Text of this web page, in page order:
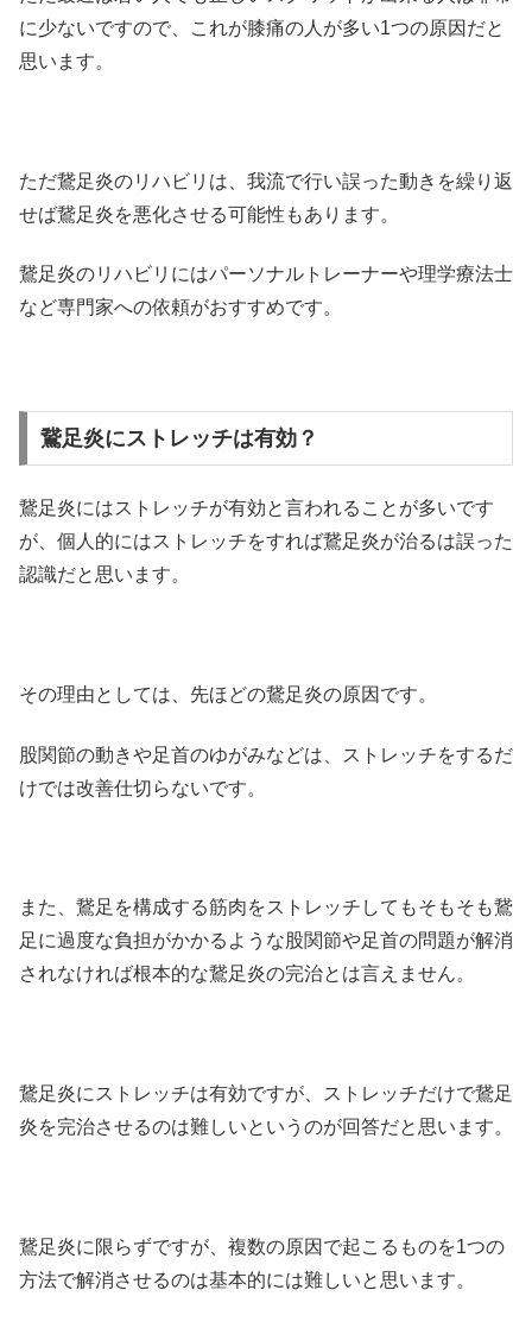
に少ないですので、これが膝痛の人が多い1つの原因だと
思います。
ただ鵞足炎のリハビリは、我流で行い誤った動きを繰り返
せば鵞足炎を悪化させる可能性もあります。
鵞足炎のリハビリにはパーソナルトレーナーや理学療法士
など専門家への依頼がおすすめです。
鵞足炎にストレッチは有効？
鵞足炎にはストレッチが有効と言われることが多いです
が、個人的にはストレッチをすれば鵞足炎が治るは誤った
認識だと思います。
その理由としては、先ほどの鵞足炎の原因です。
股関節の動きや足首のゆがみなどは、ストレッチをするだ
けでは改善仕切らないです。
また、鵞足を構成する筋肉をストレッチしてもそもそも鵞
足に過度な負担がかかるような股関節や足首の問題が解消
されなければ根本的な鵞足炎の完治とは言えません。
鵞足炎にストレッチは有効ですが、ストレッチだけで鵞足
炎を完治させるのは難しいというのが回答だと思います。
鵞足炎に限らずですが、複数の原因で起こるものを1つの
方法で解消させるのは基本的には難しいと思います。